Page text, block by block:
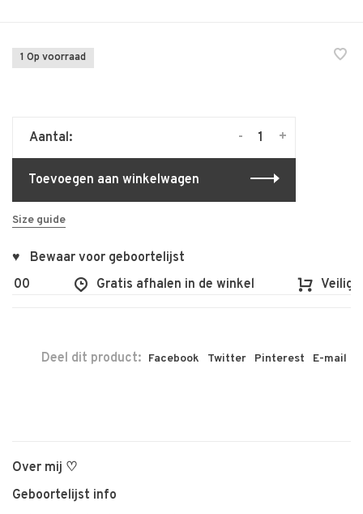
1 Op voorraad
Aantal: +
-
Toevoegen aan winkelwagen
Size guide
♥ Bewaar voor geboortelijst
Gratis afhalen in de winkel Veilig
Deel dit product: Facebook Twitter Pinterest E-mail
Over mij ♡
Geboortelijst info